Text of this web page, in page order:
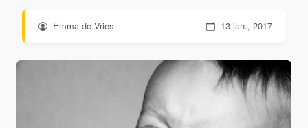
Emma de Vries 13 jan., 2017